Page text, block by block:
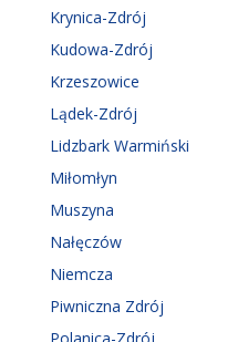
Krynica-Zdrój
Kudowa-Zdrój
Krzeszowice
Lądek-Zdrój
Lidzbark Warmiński
Miłomłyn
Muszyna
Nałęczów
Niemcza
Piwniczna Zdrój
Polanica-Zdrój